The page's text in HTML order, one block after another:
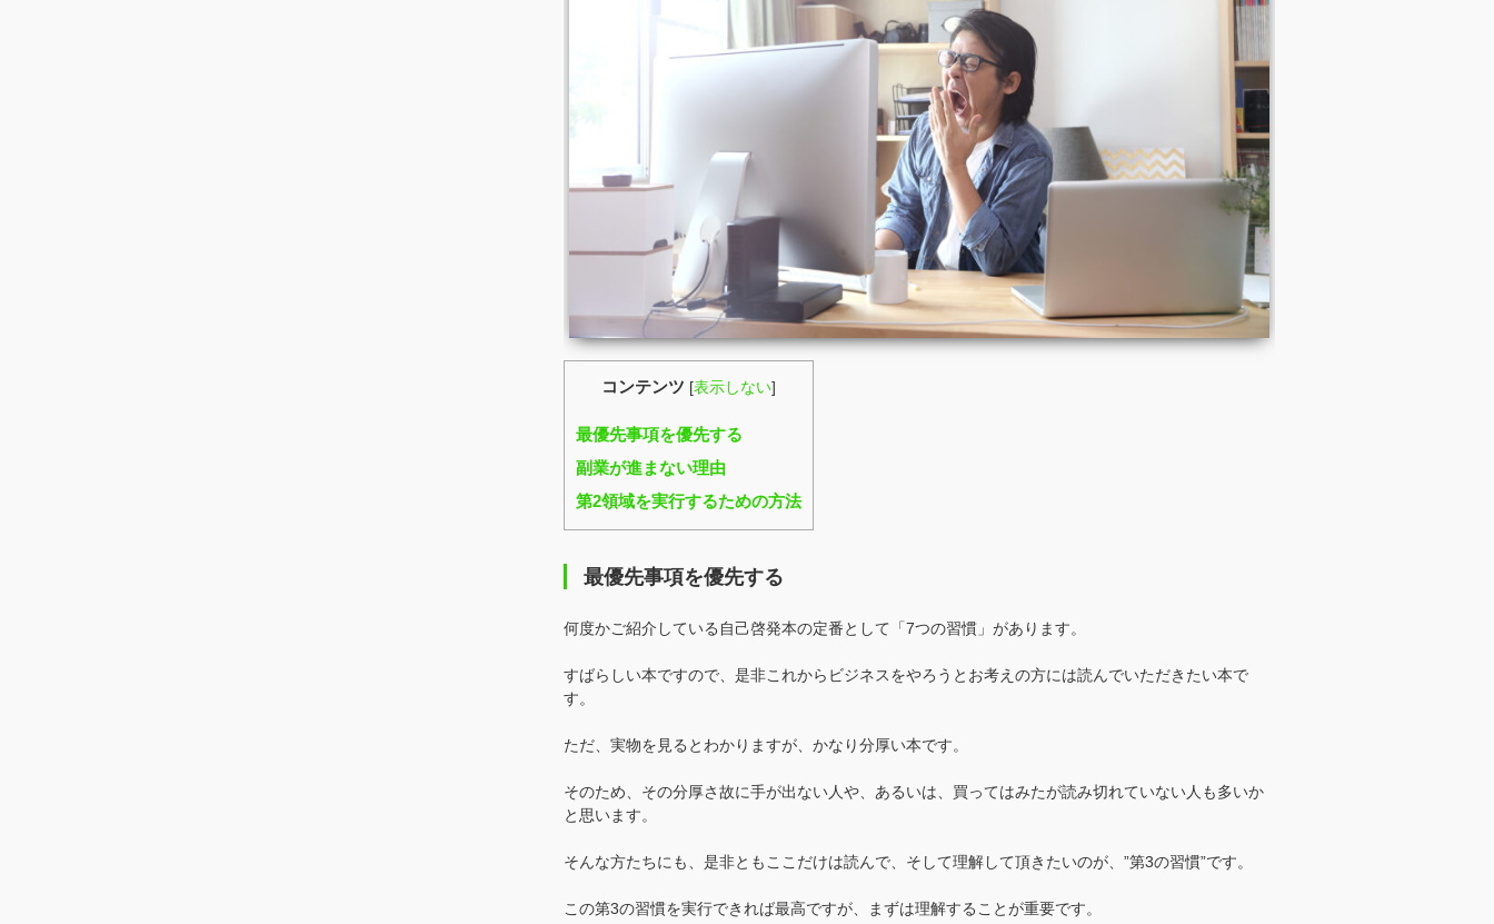
コンテンツ [表示しない]
最優先事項を優先する
副業が進まない理由
第2領域を実行するための方法
最優先事項を優先する
何度かご紹介している自己啓発本の定番として「7つの習慣」があります。
すばらしい本ですので、是非これからビジネスをやろうとお考えの方には読んでいただきたい本で
す。
ただ、実物を見るとわかりますが、かなり分厚い本です。
そのため、その分厚さ故に手が出ない人や、あるいは、買ってはみたが読み切れていない人も多いか
と思います。
そんな方たちにも、是非ともここだけは読んで、そして理解して頂きたいのが、”第3の習慣”です。
この第3の習慣を実行できれば最高ですが、まずは理解することが重要です。